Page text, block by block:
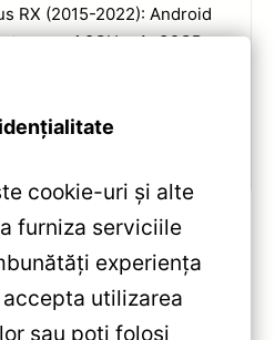
RX (2015-2022): Android
core 1.8GHz, 4+32GB,
Teyes CC3 2K
cookie-uri și alte
furniza serviciile
experiența
utilizarea
sau poți folosi